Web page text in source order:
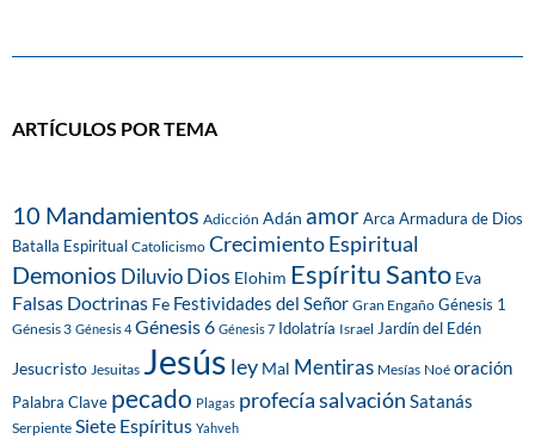
ARTÍCULOS POR TEMA
10 Mandamientos Adicción Adán amorArca Armadura de Dios
Batalla Espiritual Catolicismo Crecimiento Espiritual
Demonios DiluvioDios Elohim Espíritu Santo Eva
Falsas Doctrinas Fe Festividades del Señor Gran Engaño Génesis 1
Génesis 3 Génesis 4 Génesis 6 Génesis 7 Idolatría Israel Jardín del Edén
Jesucristo Jesuitas Jesús ley Mal Mentiras Mesías Noé oración
Palabra Clave pecado Plagas profecíasalvación Satanás
Serpiente Siete Espíritus Yahveh